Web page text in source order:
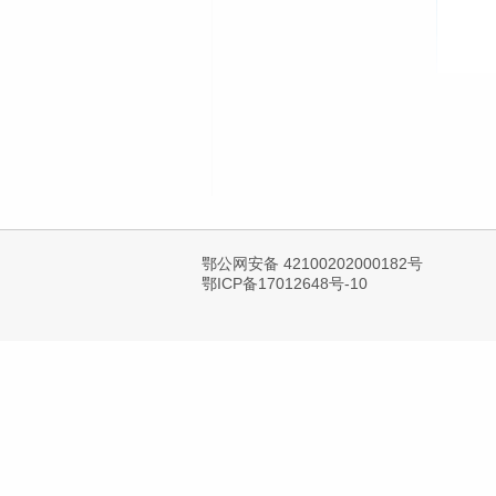
鄂公网安备 42100202000182号
鄂ICP备17012648号-10